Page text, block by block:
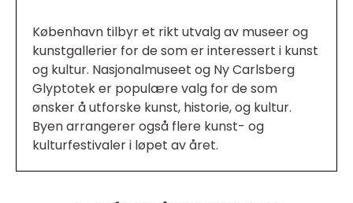
København tilbyr et rikt utvalg av museer og
kunstgallerier for de som er interessert i kunst
og kultur. Nasjonalmuseet og Ny Carlsberg
Glyptotek er populære valg for de som
ønsker å utforske kunst, historie, og kultur.
Byen arrangerer også flere kunst- og
kulturfestivaler i løpet av året.